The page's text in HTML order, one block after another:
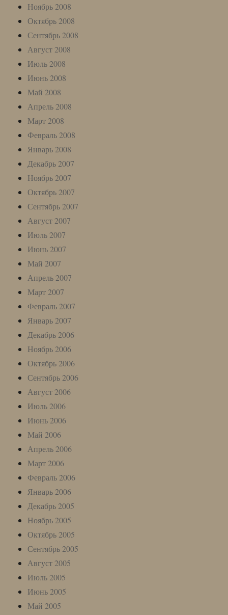
Ноябрь 2008
Октябрь 2008
Сентябрь 2008
Август 2008
Июль 2008
Июнь 2008
Май 2008
Апрель 2008
Март 2008
Февраль 2008
Январь 2008
Декабрь 2007
Ноябрь 2007
Октябрь 2007
Сентябрь 2007
Август 2007
Июль 2007
Июнь 2007
Май 2007
Апрель 2007
Март 2007
Февраль 2007
Январь 2007
Декабрь 2006
Ноябрь 2006
Октябрь 2006
Сентябрь 2006
Август 2006
Июль 2006
Июнь 2006
Май 2006
Апрель 2006
Март 2006
Февраль 2006
Январь 2006
Декабрь 2005
Ноябрь 2005
Октябрь 2005
Сентябрь 2005
Август 2005
Июль 2005
Июнь 2005
Май 2005